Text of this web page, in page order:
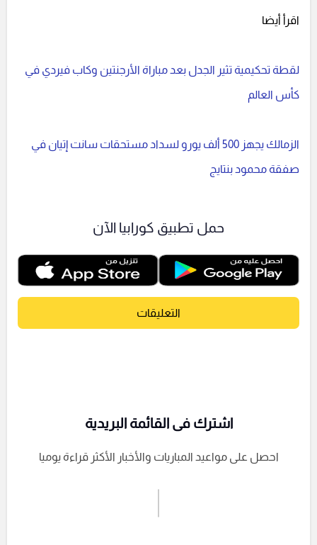
اقرأ أيضا
لقطة تحكيمية تثير الجدل بعد مباراة الأرجنتين وكاب فيردي في
كأس العالم
الزمالك يجهز 500 ألف يورو لسداد مستحقات سانت إتيان في
صفقة محمود بنتايج
حمل تطبيق كورابيا الآن
التعليقات
إرسال تعليق
اشترك فى القائمة البريدية
احصل على مواعيد المباريات والأخبار الأكثر قراءة يوميا